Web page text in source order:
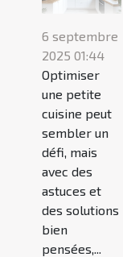
6 septembre
2025 01:44
Optimiser
une petite
cuisine peut
sembler un
défi, mais
avec des
astuces et
des solutions
bien
pensées,...